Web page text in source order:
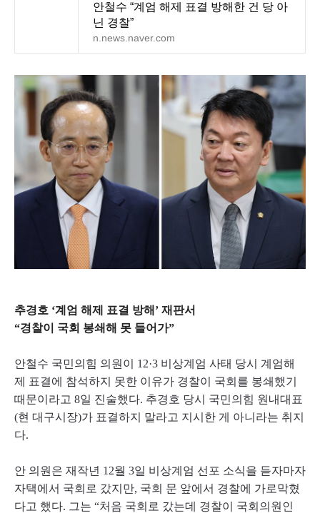
안철수 “계엄 해제 표결 방해한 건 당 아
닌 경찰”
n.news.naver.com
추경호 ‘계엄 해제 표결 방해’ 재판서
“경찰이 국회 봉쇄해 못 들어가”
안철수 국민의힘 의원이 12·3 비상계엄 사태 당시 계엄해
제 표결에 참석하지 못한 이유가 경찰이 국회를 봉쇄했기
때문이라고 8일 진술했다. 추경호 당시 국민의힘 원내대표
(현 대구시장)가 표결하지 말라고 지시한 게 아니라는 취지
다.
안 의원은 재작년 12월 3일 비상계엄 선포 소식을 듣자마자
자택에서 국회로 갔지만, 국회 문 앞에서 경찰에 가로막혔
다고 했다. 그는 “처음 국회로 갔는데 경찰이 국회의원인